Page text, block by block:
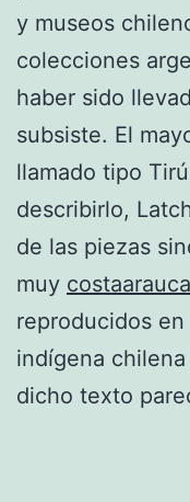
y museos
colecciones
haber sido
subsiste. El
llamado tipo
describirlo,
de las piezas
muy
reproducidos
indígena
dicho texto